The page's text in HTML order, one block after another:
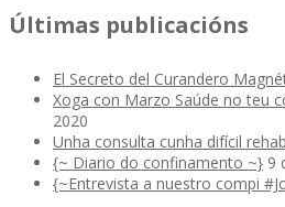
Últimas publicacións
El Secreto del Curandero
Xoga con Marzo Saúde no teu
2020
Unha consulta cunha difícil
{~ Diario do confinamento ~} 9
{~Entrevista a nuestro compi